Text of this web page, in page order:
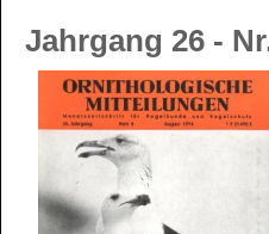
Jahrgang 26 -